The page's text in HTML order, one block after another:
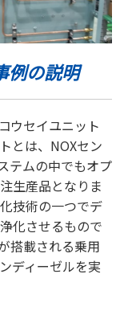
例の説明
ウセイユニット
とは、NOXセン
テムの中でもオプ
生産品となりま
技術の一つでデ
化させるもので
搭載される乗用
ディーゼルを実